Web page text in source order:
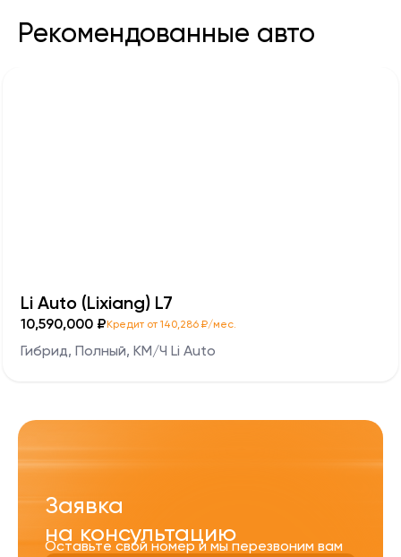
Рекомендованные авто
Li Auto (Lixiang) L7
10,590,000 ₽Кредит от 140,286 ₽/мес.
Гибрид, Полный, KM/Ч Li Auto
Заявка
на консультацию
Оставьте свой номер и мы перезвоним вам